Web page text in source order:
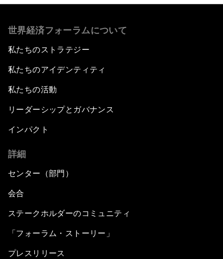
世界経済フォーラムについて
私たちのストラテジー
私たちのアイデンティティ
私たちの活動
リーダーシップとガバナンス
インパクト
詳細
センター（部門）
会合
ステークホルダーのコミュニティ
「フォーラム・ストーリー」
プレスリリース